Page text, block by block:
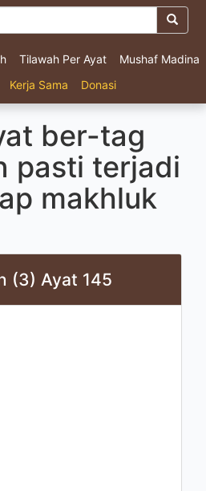
Tilawah Per Ayat
Mushaf Madina
Kerja Sama Donasi
ber-tag
pasti terjadi
makhluk
(3) Ayat 145